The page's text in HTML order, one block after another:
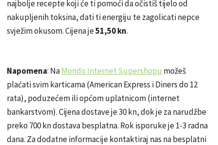
najbolje recepte koji će ti pomoći da očistiš tijelo od
nakupljenih toksina, dati ti energiju te zagolicati nepce
svježim okusom. Cijena je51,50 kn.
Napomena: NaMondo Internet Supershopu možeš
plaćati svim karticama (American Express i Diners do 12
rata), poduzećem ili općom uplatnicom (internet
bankarstvom). Cijena dostave je 30 kn, dok je za narudžbe
preko 700 kn dostava besplatna. Rok isporuke je 1-3 radna
dana. Za dodatne informacije kontaktiraj nas na besplatni